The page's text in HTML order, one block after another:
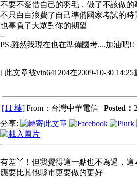
不要不愛惜自己的羽毛，做了不該做的
不只白白浪費了自己準備國家考試的時
也辜負了大眾對你的期望
--
PS.雖然我現在也在準備國考....加油吧!!
[ 此文章被vin641204在2009-10-30
[11 樓] From：台灣中華電信 | Posted：
分享:
有差丫！但我覺得這一點也不為過，
應要比其他縣市更要做的更好